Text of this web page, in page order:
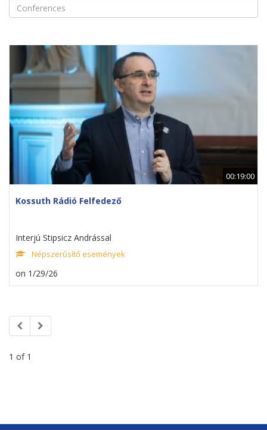
00:19:00
Kossuth Rádió Felfedező
Interjú Stipsicz Andrással
Népszerűsítő események
on 1/29/26
1 of 1